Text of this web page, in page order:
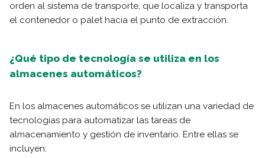
orden al sistema de transporte, que localiza y transporta
el contenedor o palet hacia el punto de extracción.
¿Qué tipo de tecnología se utiliza en los
almacenes automáticos?
En los almacenes automáticos se utilizan una variedad de
tecnologías para automatizar las tareas de
almacenamiento y gestión de inventario. Entre ellas se
incluyen: